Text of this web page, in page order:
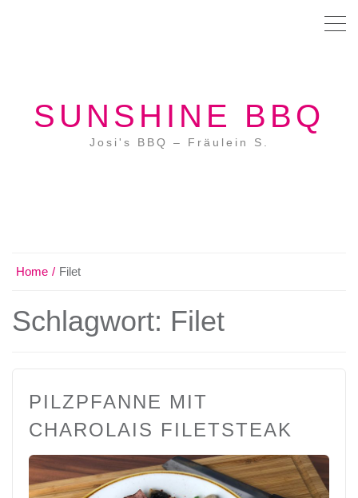
SUNSHINE BBQ
Josi's BBQ – Fräulein S.
Home Filet
Schlagwort: Filet
PILZPFANNE MIT
CHAROLAIS FILETSTEAK